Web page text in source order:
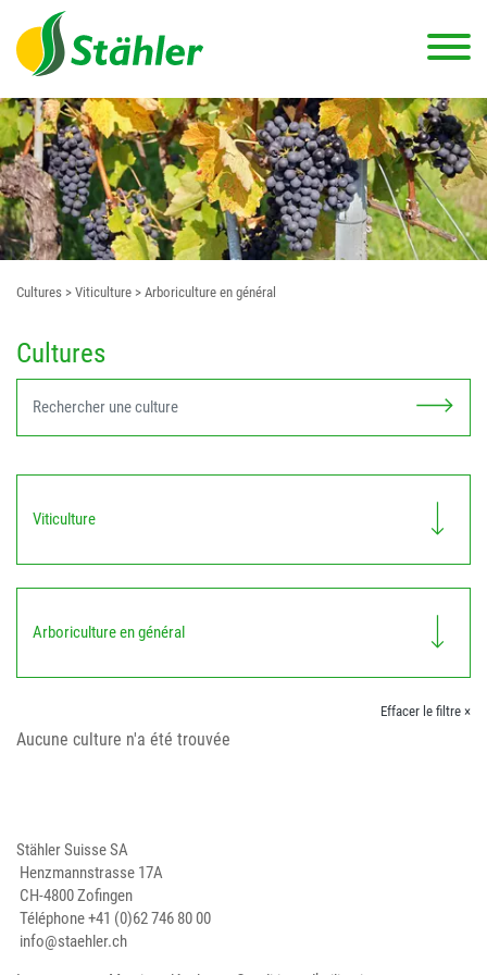
Cultures > Viticulture > Arboriculture en général
Cultures
Viticulture
Arboriculture en général
Effacer le filtre ×
Aucune culture n'a été trouvée
Stähler Suisse SA
Henzmannstrasse 17A
CH-4800 Zofingen
Téléphone+41 (0)62 746 80 00
info@staehler.ch